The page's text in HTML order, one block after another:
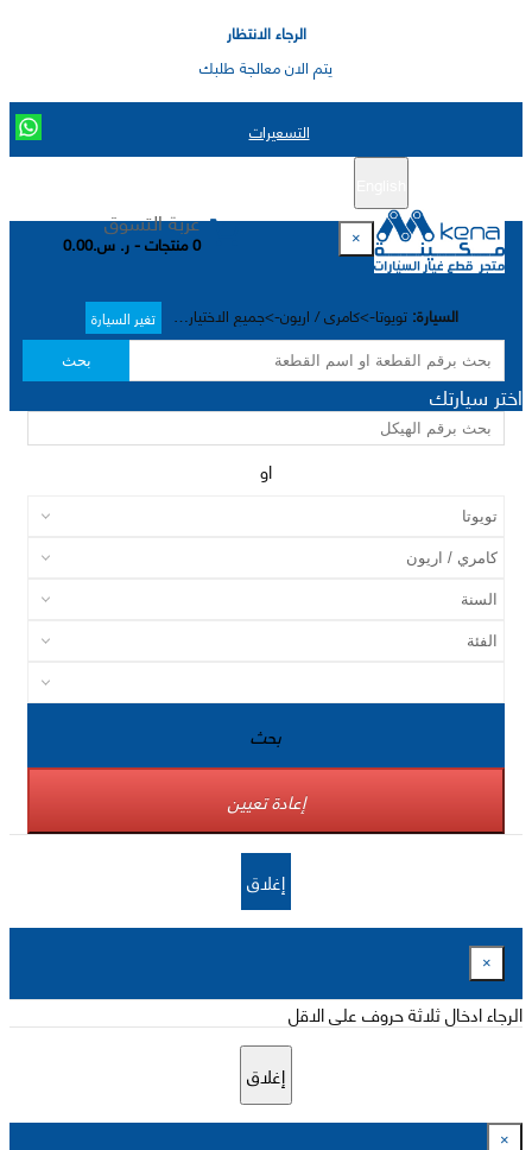
الرجاء الانتظار
يتم الان معالجة طلبك
التسعيرات
عربة التسوق
0 منتجات - ر. س.0.00
السيارة: تويوتا->كامري / اريون->جميع الاختيارات-> تغير السيارة
بحث
×
اختر سيارتك
او
بحث
إعادة تعيين
إغلاق
×
الرجاء ادخال ثلاثة حروف على الاقل
إغلاق
×